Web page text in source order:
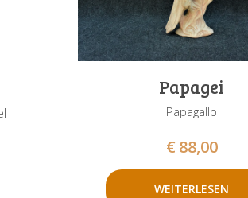
Papagei
Papagallo
€ 88,00
WEITERLESEN